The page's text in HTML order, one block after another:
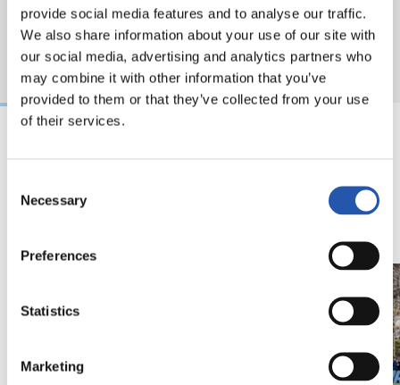
provide social media features and to analyse our traffic.
We also share information about your use of our site with
our social media, advertising and analytics partners who
may combine it with other information that you’ve
provided to them or that they’ve collected from your use
of their services.
Selection
Necessary
Preferences
Statistics
Marketing
马年将为我们带来好
训练